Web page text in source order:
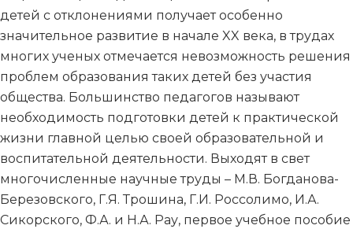
детей с отклонениями получает особенно
значительное развитие в начале XX века, в трудах
многих ученых отмечается невозможность решения
проблем образования таких детей без участия
общества. Большинство педагогов называют
необходимость подготовки детей к практической
жизни главной целью своей образовательной и
воспитательной деятельности. Выходят в свет
многочисленные научные труды – М.В. Богданова-
Березовского, Г.Я. Трошина, Г.И. Россолимо, И.А.
Сикорского, Ф.А. и Н.А. Рау, первое учебное пособие